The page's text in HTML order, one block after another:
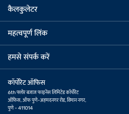
कैलकुलेटर
महत्वपूर्ण लिंक
हमसे संपर्क करें
कॉर्पोरेट ऑफिस
6th फ्लोर बजाज फाइनेंस लिमिटेड कॉर्पोरेट
ऑफिस, ऑफ पुणे-अहमदनगर रोड, विमान नगर,
पुणे - 411014